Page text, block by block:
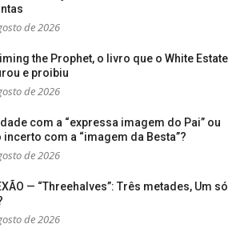
de 2026
the Prophet, o livro que o White Estate
e proibiu
de 2026
com a “expressa imagem do Pai” ou
incerto com a “imagem da Besta”?
de 2026
— “Threehalves”: Três metades, Um só
de 2026